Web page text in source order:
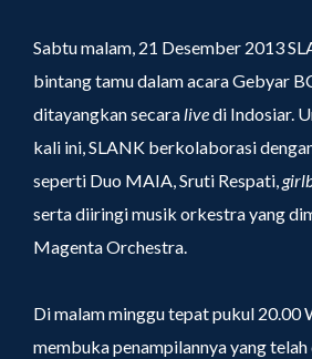
Sabtu malam, 21 Desember 2013
bintang tamu dalam acara Gebyar
ditayangkan secaralivedi Indosiar.
kali ini, SLANK berkolaborasi
seperti Duo MAIA, Sruti Respati,
serta diiringi musik orkestra yang
Magenta Orchestra.
Di malam minggu tepat pukul 20.00
membuka penampilannya yang